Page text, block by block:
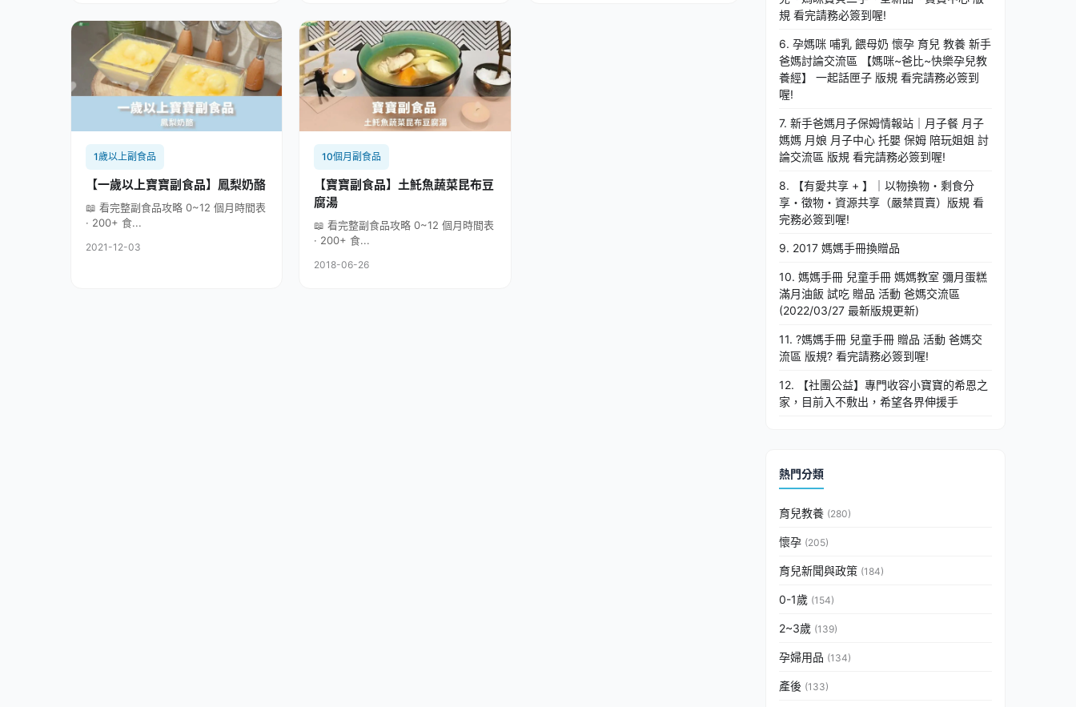
1歲以上副食品
【一歲以上寶寶副食品】鳳梨奶酪
📖 看完整副食品攻略 0~12 個月時間表
· 200+ 食...
2021-12-03
10個月副食品
【寶寶副食品】土魠魚蔬菜昆布豆
腐湯
📖 看完整副食品攻略 0~12 個月時間表
· 200+ 食...
2018-06-26
規 看完請務必簽到喔!
6. 孕媽咪 哺乳 餵母奶 懷孕 育兒 教養 新手
爸媽討論交流區 【媽咪~爸比~快樂孕兒教
養經】 一起話匣子 版規 看完請務必簽到
喔!
7. 新手爸媽月子保姆情報站｜月子餐 月子
媽媽 月娘 月子中心 托嬰 保姆 陪玩姐姐 討
論交流區 版規 看完請務必簽到喔!
8. 【有愛共享 + 】｜以物換物・剩食分
享・徵物・資源共享（嚴禁買賣）版規 看
完務必簽到喔!
9. 2017 媽媽手冊換贈品
10. 媽媽手冊 兒童手冊 媽媽教室 彌月蛋糕
滿月油飯 試吃 贈品 活動 爸媽交流區
(2022/03/27 最新版規更新)
11. ?媽媽手冊 兒童手冊 贈品 活動 爸媽交
流區 版規? 看完請務必簽到喔!
12. 【社團公益】專門收容小寶寶的希恩之
家，目前入不敷出，希望各界伸援手
熱門分類
育兒教養 (280)
懷孕 (205)
育兒新聞與政策 (184)
0-1歲 (154)
2~3歲 (139)
孕婦用品 (134)
產後 (133)